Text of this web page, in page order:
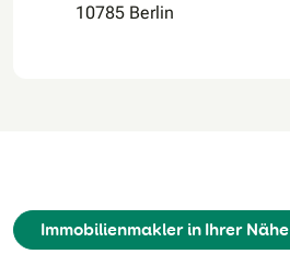
10785 Berlin
Immobilienmakler in Ihrer Nähe